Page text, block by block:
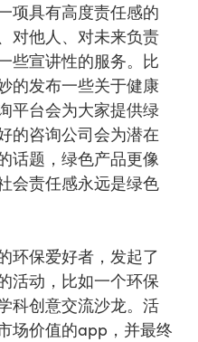
项具有高度责任感的
对他人、对未来负责
些宣讲性的服务。比
的发布一些关于健康
平台会为大家提供绿
的咨询公司会为潜在
话题，绿色产品更像
会责任感永远是绿色
环保爱好者，发起了
活动，比如一个环保
科创意交流沙龙。活
场价值的app，并最终